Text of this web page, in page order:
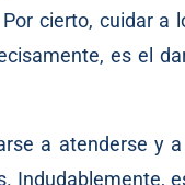
cierto, cuidar a
es el
a atenderse y
Indudablemente,